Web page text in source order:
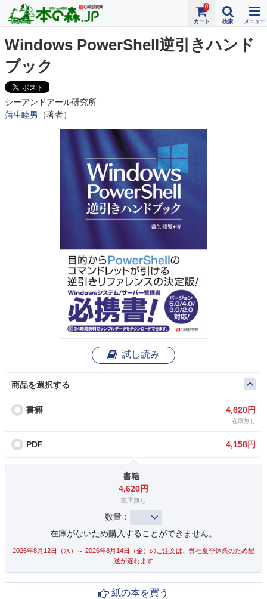
0
Windows PowerShell逆引きハンド
ブック
シーアンドアール研究所
蒲生睦男
（著者）
試し読み
商品を選択する
書籍 4,620円
在庫無し
PDF 4,158円
書籍
4,620円
在庫無し
数量：
在庫がないため購入することができません。
2026年8月12日（水）～ 2026年8月14日（金）のご注文は、弊社夏季休業のため配
送が遅れます
紙の本を買う